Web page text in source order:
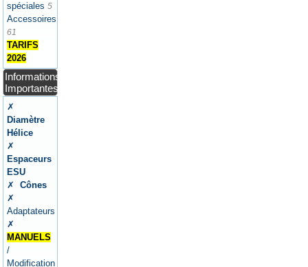
spéciales 5
Accessoires
61
TARIFS
2026
Informations
Importantes
✗
Diamètre
Hélice
✗
Espaceurs
ESU
✗
Cônes
✗
Adaptateurs
✗
MANUELS
/
Modification